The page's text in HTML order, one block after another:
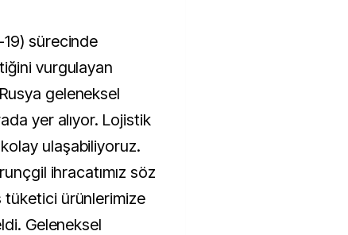
sürecinde
vurgulayan
geleneksel
yer alıyor. Lojistik
ulaşabiliyoruz.
ihracatımız söz
tüketici ürünlerimize
Geleneksel